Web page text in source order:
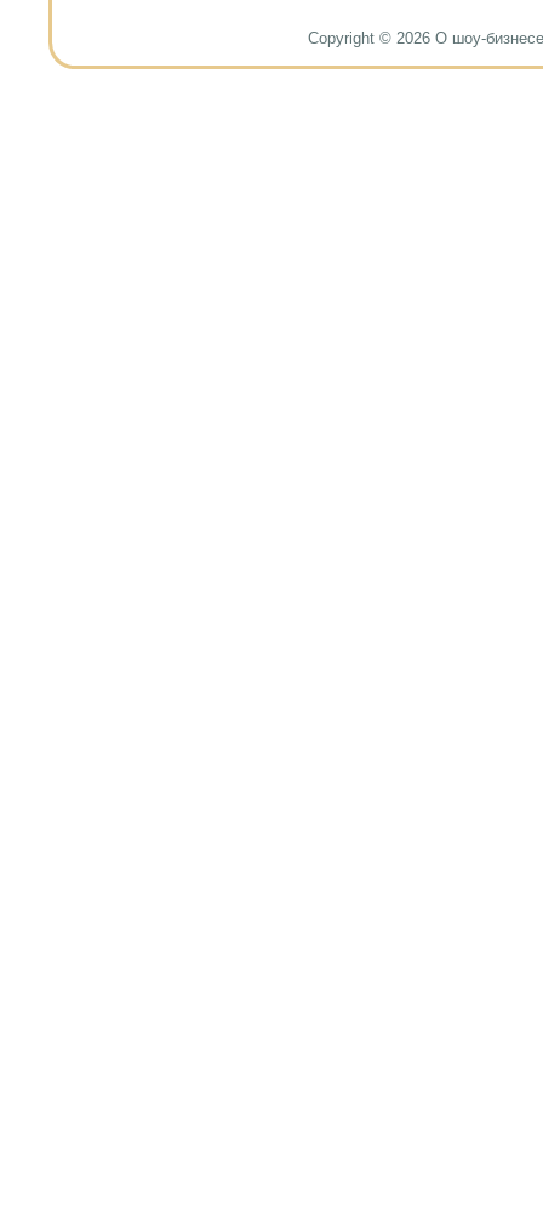
Copyright © 2026 О шоу-